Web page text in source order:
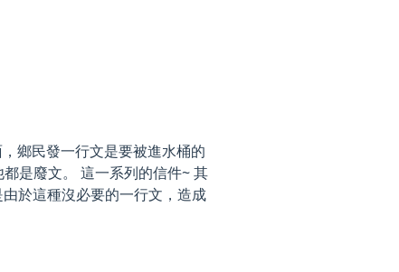
鄉民發一行文是要被進水桶的
是廢文。 這一系列的信件~ 其
於這種沒必要的一行文，造成